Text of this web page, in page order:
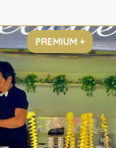
PREMIUM +